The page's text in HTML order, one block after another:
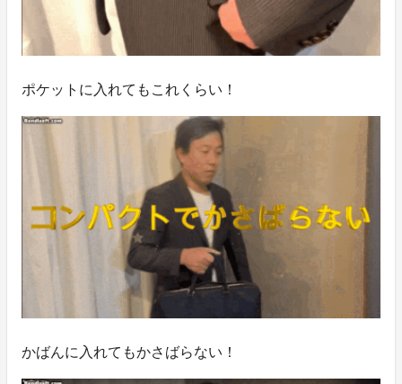
ポケットに入れてもこれくらい！
かばんに入れてもかさばらない！